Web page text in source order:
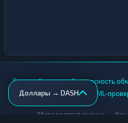
Доллары → DASH
Вики • Города • Безопасность
AML-
Методология оценки